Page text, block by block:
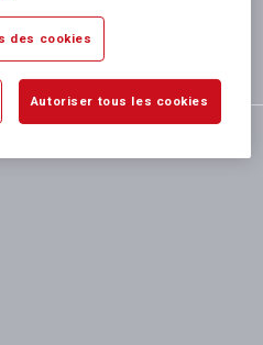
des cookies
Autoriser tous les cookies